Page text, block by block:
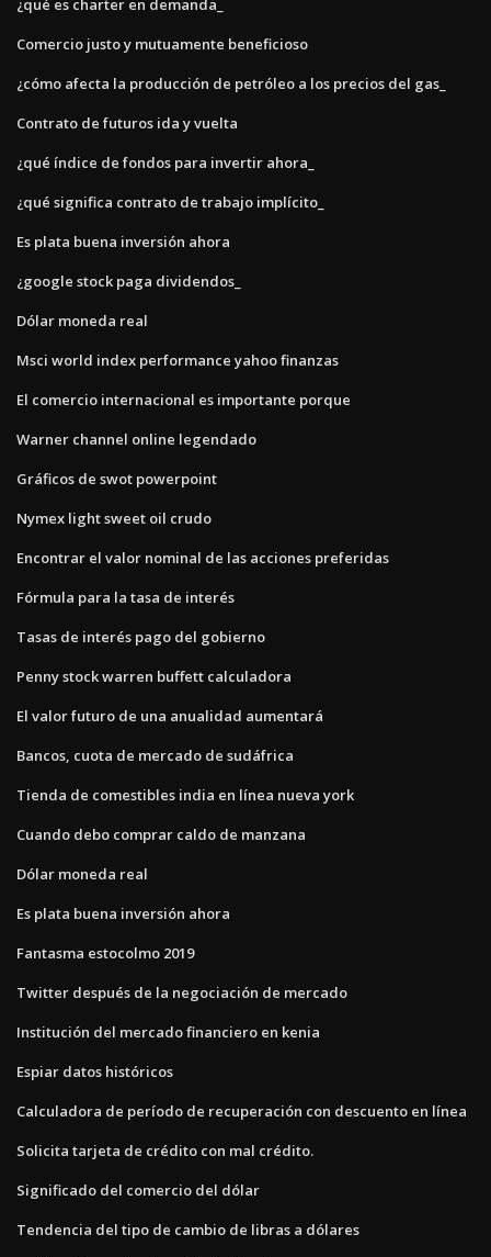
¿qué es charter en demanda_
Comercio justo y mutuamente beneficioso
¿cómo afecta la producción de petróleo a los precios del gas_
Contrato de futuros ida y vuelta
¿qué índice de fondos para invertir ahora_
¿qué significa contrato de trabajo implícito_
Es plata buena inversión ahora
¿google stock paga dividendos_
Dólar moneda real
Msci world index performance yahoo finanzas
El comercio internacional es importante porque
Warner channel online legendado
Gráficos de swot powerpoint
Nymex light sweet oil crudo
Encontrar el valor nominal de las acciones preferidas
Fórmula para la tasa de interés
Tasas de interés pago del gobierno
Penny stock warren buffett calculadora
El valor futuro de una anualidad aumentará
Bancos, cuota de mercado de sudáfrica
Tienda de comestibles india en línea nueva york
Cuando debo comprar caldo de manzana
Dólar moneda real
Es plata buena inversión ahora
Fantasma estocolmo 2019
Twitter después de la negociación de mercado
Institución del mercado financiero en kenia
Espiar datos históricos
Calculadora de período de recuperación con descuento en línea
Solicita tarjeta de crédito con mal crédito.
Significado del comercio del dólar
Tendencia del tipo de cambio de libras a dólares